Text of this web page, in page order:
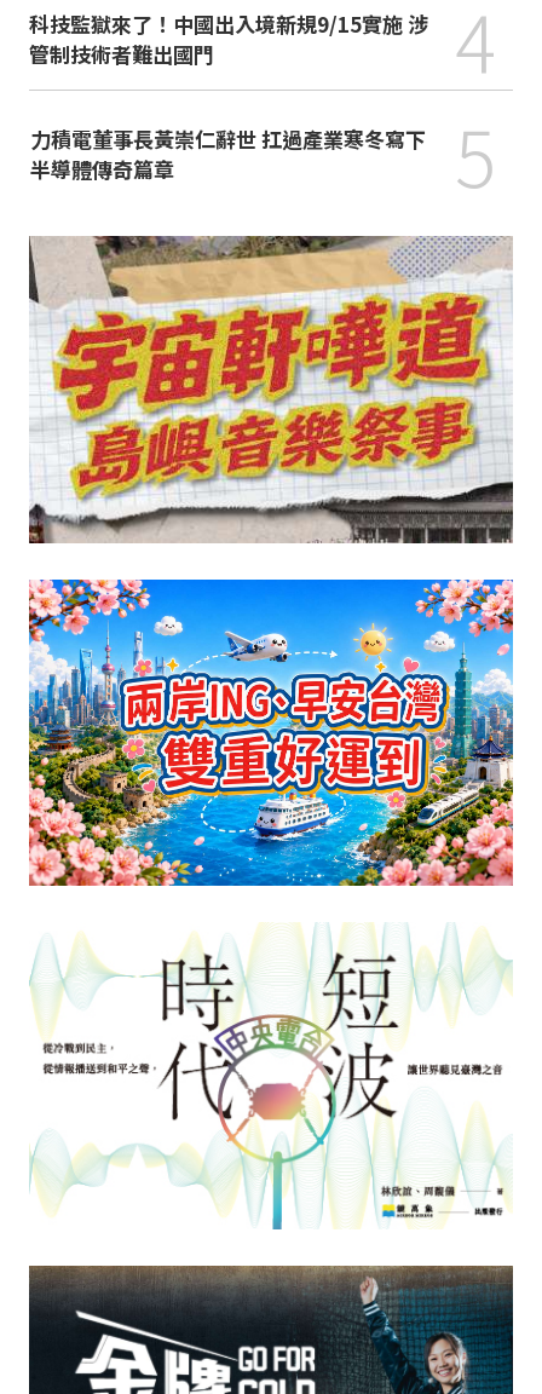
科技監獄來了！中國出入境新規9/15實施 涉
管制技術者難出國門
4
力積電董事長黃崇仁辭世 扛過產業寒冬寫下
半導體傳奇篇章
5